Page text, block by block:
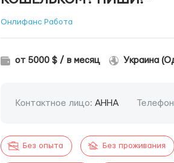
Онлифанс Работа
от 5000 $ / в месяц Украина
Контактное лицо: АННА
Без опыта Без проживания